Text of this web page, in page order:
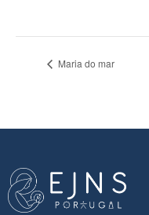
Maria do mar